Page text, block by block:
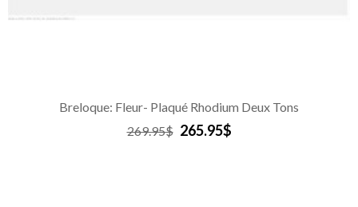
Breloque: Fleur- Plaqué Rhodium Deux Tons
269.95$ 265.95$